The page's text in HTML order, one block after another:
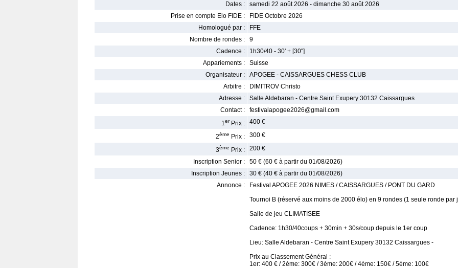
Dates :
samedi 22 août 2026 - dimanche 30 août 2026
Prise en compte Elo FIDE :
FIDE Octobre 2026
Homologué par :
FFE
Nombre de rondes :
9
Cadence :
1h30/40 - 30' + [30'']
Appariements :
Suisse
Organisateur :
APOGEE - CAISSARGUES CHESS CLUB
Arbitre :
DIMITROV Christo
Adresse :
Salle Aldebaran - Centre Saint Exupery 30132 Caissargues
Contact :
festivalapogee2026@gmail.com
1er Prix : 400 €
2ème Prix : 300 €
3ème Prix :
200 €
Inscription Senior :
50 € (60 € à partir du 01/08/2026)
Inscription Jeunes :
30 € (40 € à partir du 01/08/2026)
Annonce :
Festival APOGEE 2026 NIMES / CAISSARGUES / PONT DU GARD
Tournoi B (réservé aux moins de 2000 élo) en 9 rondes (1 seule ronde par
Salle de jeu CLIMATISEE
Cadence: 1h30/40coups + 30min + 30s/coup depuis le 1er coup
Lieu: Salle Aldebaran - Centre Saint Exupery 30132 Caissargues -
Prix au Classement Général :
1er: 400 € / 2ème: 300€ / 3ème: 200€ / 4ème: 150€ / 5ème: 100€